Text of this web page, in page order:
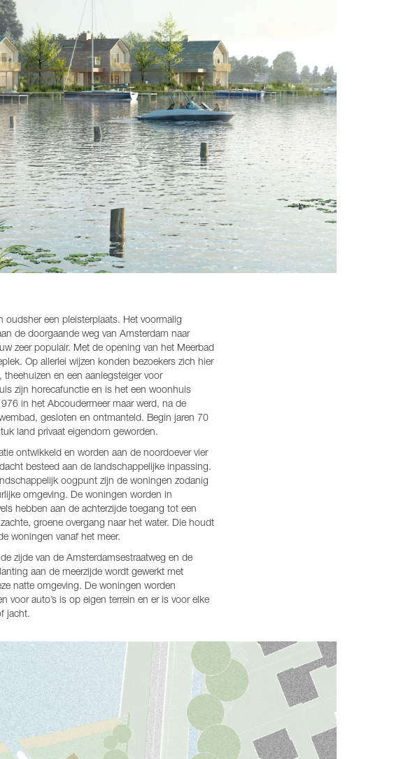
oudsher een pleisterplaats. Het voormalig
de doorgaande weg van Amsterdam naar
zeer populair. Met de opening van het Meerbad
Op allerlei wijzen konden bezoekers zich hier
en een aanlegsteiger voor
zijn horecafunctie en is het een woonhuis
in het Abcoudermeer maar werd, na de
gesloten en ontmanteld. Begin jaren 70
land privaat eigendom geworden.
ontwikkeld en worden aan de noordoever vier
besteed aan de landschappelijke inpassing.
oogpunt zijn de woningen zodanig
omgeving. De woningen worden in
hebben aan de achterzijde toegang tot een
groene overgang naar het water. Die houdt
woningen vanaf het meer.
zijde van de Amsterdamsestraatweg en de
aan de meerzijde wordt gewerkt met
natte omgeving. De woningen worden
voor auto’s is op eigen terrein en er is voor elke
jacht.